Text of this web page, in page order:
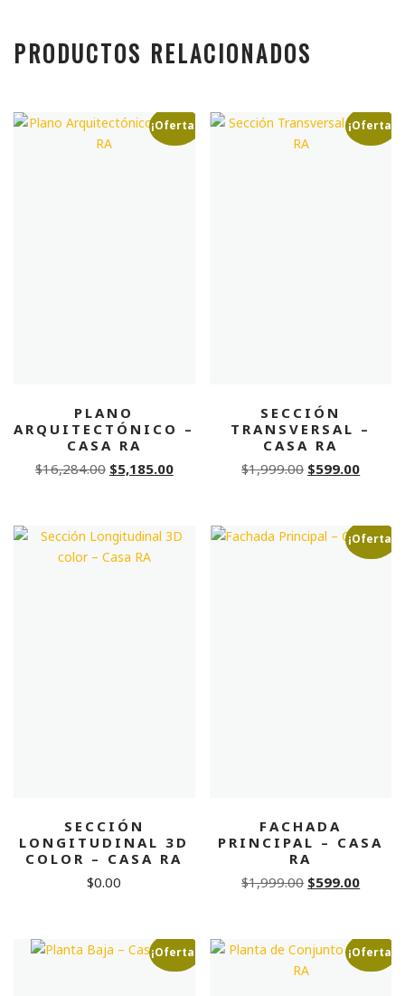
PRODUCTOS RELACIONADOS
¡Oferta!
PLANO
ARQUITECTÓNICO –
CASA RA
$16,284.00 Original
$16,284.00.
$5,185.00Current
$5,185.00.
¡Oferta!
SECCIÓN
TRANSVERSAL –
CASA RA
$1,999.00 Original
$1,999.00.
$599.00
SECCIÓN
LONGITUDINAL 3D
COLOR – CASA RA
$0.00
¡Oferta!
FACHADA
PRINCIPAL – CASA
RA
$1,999.00 Original
$1,999.00.
$599.00
¡Oferta! ¡Oferta!